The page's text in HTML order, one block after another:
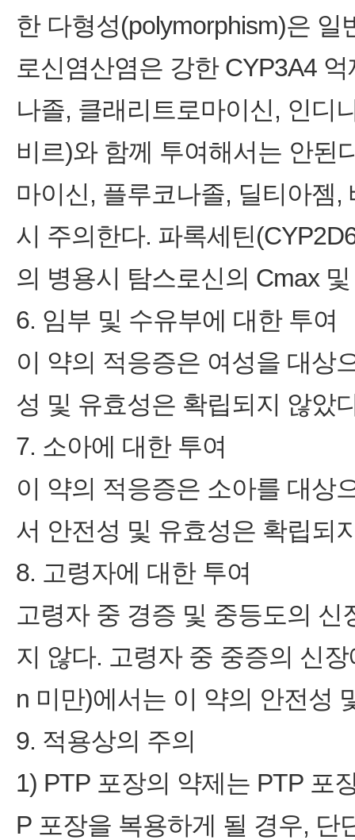
한 다형성(polymorphism)은
로신염산염은 강한 CYP3A4
나졸, 클래리트로마이신, 인디
비르)와 함께 투여해서는 안된
마이신, 플루코나졸, 딜티아젬
시 주의한다. 파록세틴
의 병용시 탐스로신의 Cmax
6. 임부 및 수유부에 대한 투여
이 약의 적응증은 여성을 대상
성 및 유효성은 확립되지 않았
7. 소아에 대한 투여
이 약의 적응증은 소아를 대상
서 안전성 및 유효성은 확립되
8. 고령자에 대한 투여
고령자 중 경증 및 중등도의
지 않다. 고령자 중 중증의 신
n 미만)에서는 이 약의 안전성
9. 적용상의 주의
1) PTP 포장의 약제는 PTP 포
P 포장을 복용하게 될 경우, 단